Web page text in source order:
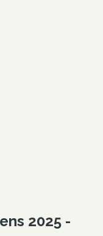
2025 -